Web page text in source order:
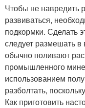
Чтобы не навредить
развиваться,
подкормки. Сделать
следует размешать
обычно поливают
промышленного
использованием
разболтать,
Как приготовить